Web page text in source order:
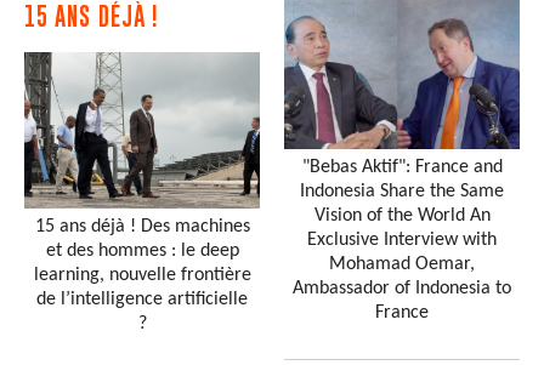
15 ANS DÉJÀ !
15 ans déjà ! Des machines
et des hommes : le deep
learning, nouvelle frontière
de l’intelligence artificielle
?
"Bebas Aktif": France and
Indonesia Share the Same
Vision of the World An
Exclusive Interview with
Mohamad Oemar,
Ambassador of Indonesia to
France